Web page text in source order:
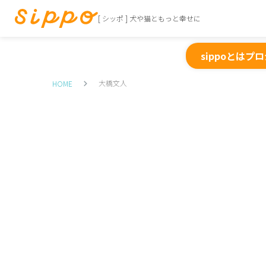
[ シッポ ] 犬や猫ともっと幸せに
sippoとはプ
HOME 大橋文人